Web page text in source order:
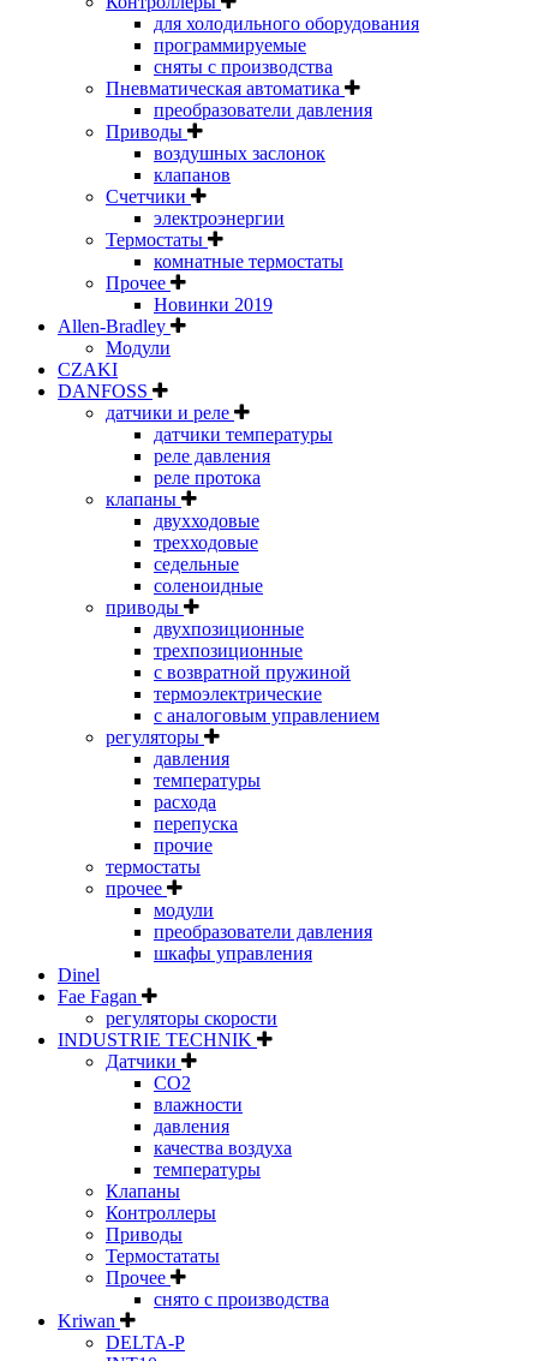
для холодильного оборудования
программируемые
сняты с производства
Пневматическая автоматика
преобразователи давления
Приводы
воздушных заслонок
клапанов
Счетчики
электроэнергии
Термостаты
комнатные термостаты
Прочее
Новинки 2019
Allen-Bradley
Модули
CZAKI
DANFOSS
датчики и реле
датчики температуры
реле давления
реле протока
клапаны
двухходовые
трехходовые
седельные
соленоидные
приводы
двухпозиционные
трехпозиционные
с возвратной пружиной
термоэлектрические
с аналоговым управлением
регуляторы
давления
температуры
расхода
перепуска
прочие
термостаты
прочее
модули
преобразователи давления
шкафы управления
Dinel
Fae Fagan
регуляторы скорости
INDUSTRIE TECHNIK
Датчики
CO2
влажности
давления
качества воздуха
температуры
Клапаны
Контроллеры
Приводы
Термостататы
Прочее
снято с производства
Kriwan
DELTA-P